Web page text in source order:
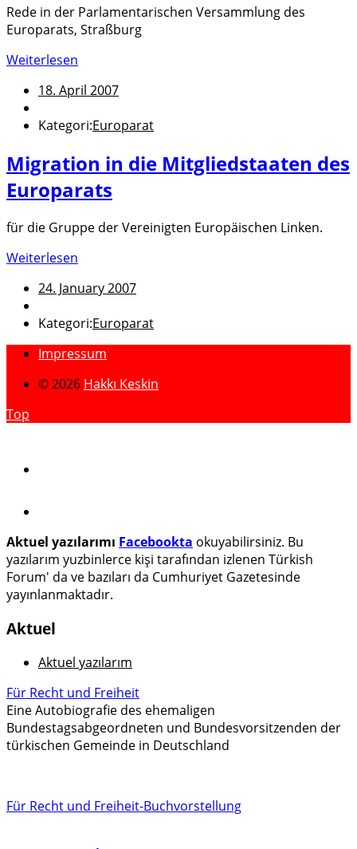
Rede in der Parlamentarischen Versammlung des
Europarats, Straßburg
Weiterlesen
18. April 2007
Kategori:Europarat
Migration in die Mitgliedstaaten des
Europarats
für die Gruppe der Vereinigten Europäischen Linken.
Weiterlesen
24. January 2007
Kategori:Europarat
Impressum
© 2026 Hakkı Keskin
Top
Aktuel yazılarımı Facebookta okuyabilirsiniz. Bu
yazılarım yuzbinlerce kişi tarafından izlenen Türkish
Forum' da ve bazıları da Cumhuriyet Gazetesinde
yayınlanmaktadır.
Aktuel
Aktuel yazılarım
Für Recht und Freiheit
Eine Autobiografie des ehemaligen
Bundestagsabgeordneten und Bundesvorsitzenden der
türkischen Gemeinde in Deutschland
Für Recht und Freiheit-Buchvorstellung